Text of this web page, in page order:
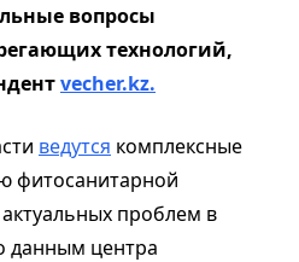
вопросы
технологий,
vecher.kz.
ведутся комплексные
фитосанитарной
проблем в
данным центра